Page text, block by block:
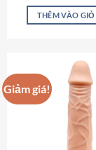
hạng
5 sao
là:
THÊM VÀO
Giảm giá!